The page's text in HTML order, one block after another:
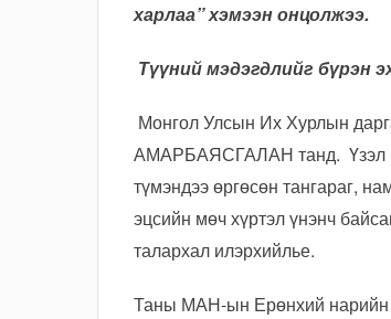
харлаа” хэмээн онцолжээ.
Түүний мэдэгдлийг бүрэн
Монгол Улсын Их Хурлын
АМАРБАЯСГАЛАН танд. Үзэл
түмэндээ өргөсөн тангараг,
эцсийн мөч хүртэл үнэнч
талархал илэрхийлье.
Таны МАН-ын Ерөнхий нарийн